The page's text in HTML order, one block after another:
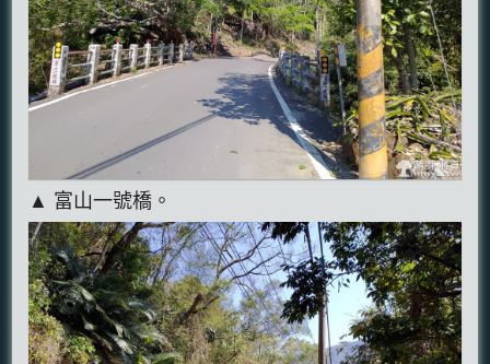
▲ 富山一號橋。